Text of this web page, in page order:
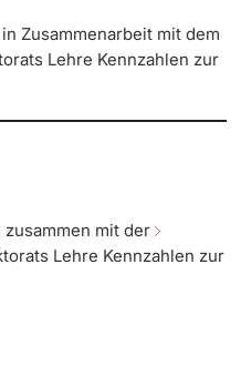
Zusammenarbeit mit dem
Lehre Kennzahlen zur
mit der
Lehre Kennzahlen zur